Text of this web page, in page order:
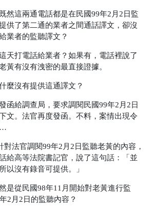
然這兩通電話都是在民國99年2月2日監
供了第二通的業者之間通話譯文，卻沒
業者的監聽譯文？
天打電話給業者？如果有，電話裡說了
黃有沒有洩密的最直接證據。
麼沒有提供這通譯文？
函給調查局，要求調閱民國99年2月2日
文。法官再度發函。不料，案情出現令
對法官調閱99年2月2日監聽老黃的內容，
給高等法院書記官，說了這句話：「並
以沒有錄音可提供。」
是從民國98年11月開始對老黃進行監
2月2日的監聽內容？